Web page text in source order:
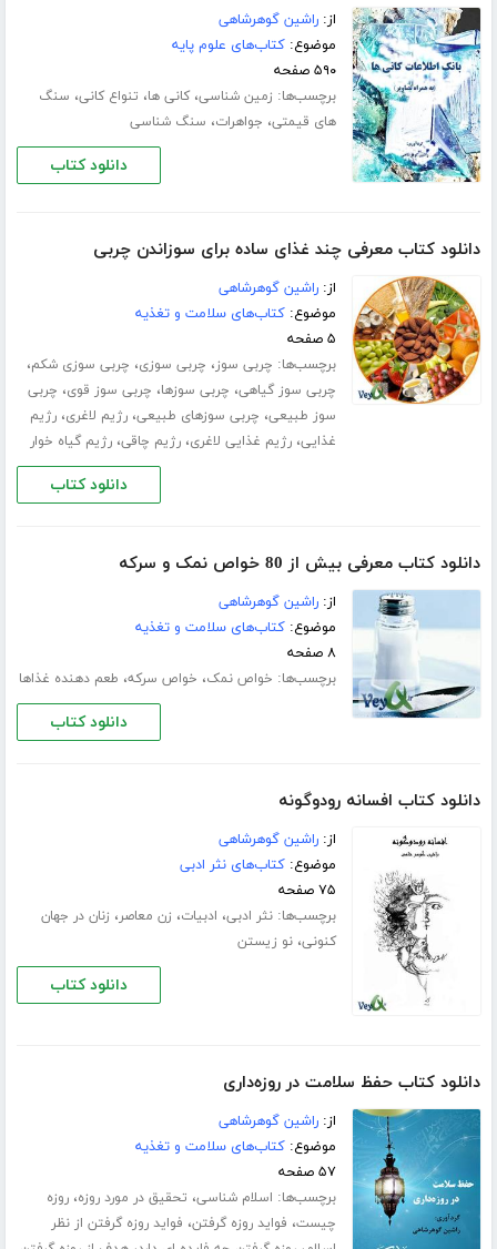
از:راشین گوهرشاهی
موضوع:کتاب‌های علوم پایه
۵۹۰ صفحه
برچسب‌ها: زمین شناسی،کانی ها، تنواع کانی، سنگ
های قیمتی، جواهرات، سنگ شناسی
دانلود کتاب
دانلود کتاب معرفی چند غذای ساده برای سوزاندن چربی
از:راشین گوهرشاهی
موضوع:کتاب‌های سلامت و تغذیه
۵ صفحه
برچسب‌ها: چربی سوز، چربی سوزی، چربی سوزی شکم،
چربی سوز گیاهی، چربی سوزها، چربی سوز قوی، چربی
سوز طبیعی، چربی سوزهای طبیعی،رژیم لاغری،رژیم
غذایی،رژیم غذایی لاغری،رژیم چاقی،رژیم گیاه خوار
دانلود کتاب
دانلود کتاب معرفی بیش از 80 خواص نمک و سرکه
از:راشین گوهرشاهی
موضوع:کتاب‌های سلامت و تغذیه
۸ صفحه
برچسب‌ها: خواص نمک، خواص سرکه، طعم دهنده غذاها
دانلود کتاب
دانلود کتاب افسانه رودوگونه
از:راشین گوهرشاهی
موضوع:کتاب‌های نثر ادبی
۷۵ صفحه
برچسب‌ها:نثر ادبی، ادبیات، زن معاصر، زنان در جهان
کنونی،نو ‏زیستن
دانلود کتاب
دانلود کتاب حفظ سلامت در روزه‌داری
از:راشین گوهرشاهی
موضوع:کتاب‌های سلامت و تغذیه
۵۷ صفحه
برچسب‌ها: اسلام شناسی، تحقیق در مورد روزه،روزه
چیست، فواید روزه گرفتن، فواید روزه گرفتن از نظر